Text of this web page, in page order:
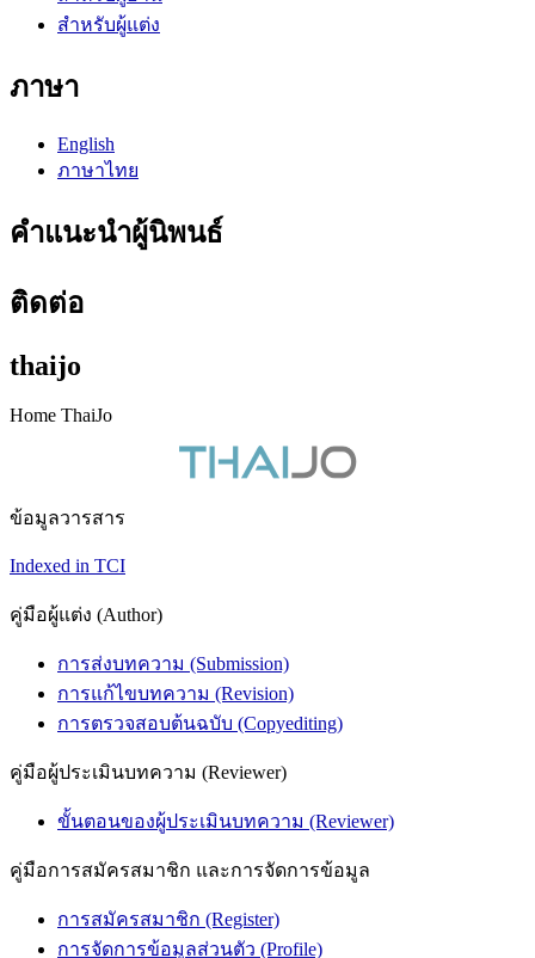
สำหรับผู้แต่ง
ภาษา
English
ภาษาไทย
คำแนะนำผู้นิพนธ์
ติดต่อ
thaijo
Home ThaiJo
ข้อมูลวารสาร
Indexed in TCI
คู่มือผู้แต่ง (Author)
การส่งบทความ (Submission)
การแก้ไขบทความ (Revision)
การตรวจสอบต้นฉบับ (Copyediting)
คู่มือผู้ประเมินบทความ (Reviewer)
ขั้นตอนของผู้ประเมินบทความ (Reviewer)
คู่มือการสมัครสมาชิก และการจัดการข้อมูล
การสมัครสมาชิก (Register)
การจัดการข้อมูลส่วนตัว (Profile)